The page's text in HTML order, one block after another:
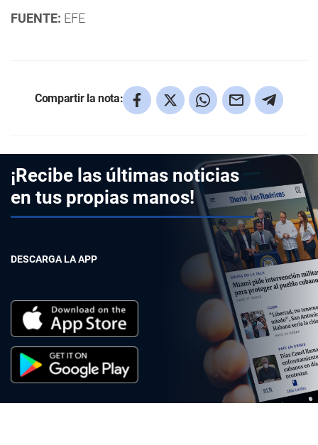
FUENTE: EFE
Compartir la nota:
¡Recibe las últimas noticias
en tus propias manos!
DESCARGA LA APP